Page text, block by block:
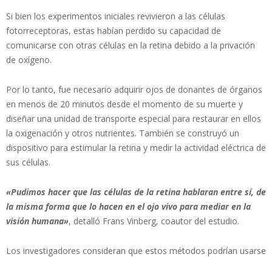
Si bien los experimentos iniciales revivieron a las células
fotorreceptoras, estas habían perdido su capacidad de
comunicarse con otras células en la retina debido a la privación
de oxígeno.
Por lo tanto, fue necesario adquirir ojos de donantes de órganos
en menos de 20 minutos desde el momento de su muerte y
diseñar una unidad de transporte especial para restaurar en ellos
la oxigenación y otros nutrientes. También se construyó un
dispositivo para estimular la retina y medir la actividad eléctrica de
sus células.
«Pudimos hacer que las células de la retina hablaran entre sí, de
la misma forma que lo hacen en el ojo vivo para mediar en la
visión humana», detalló Frans Vinberg, coautor del estudio.
Los investigadores consideran que estos métodos podrían usarse